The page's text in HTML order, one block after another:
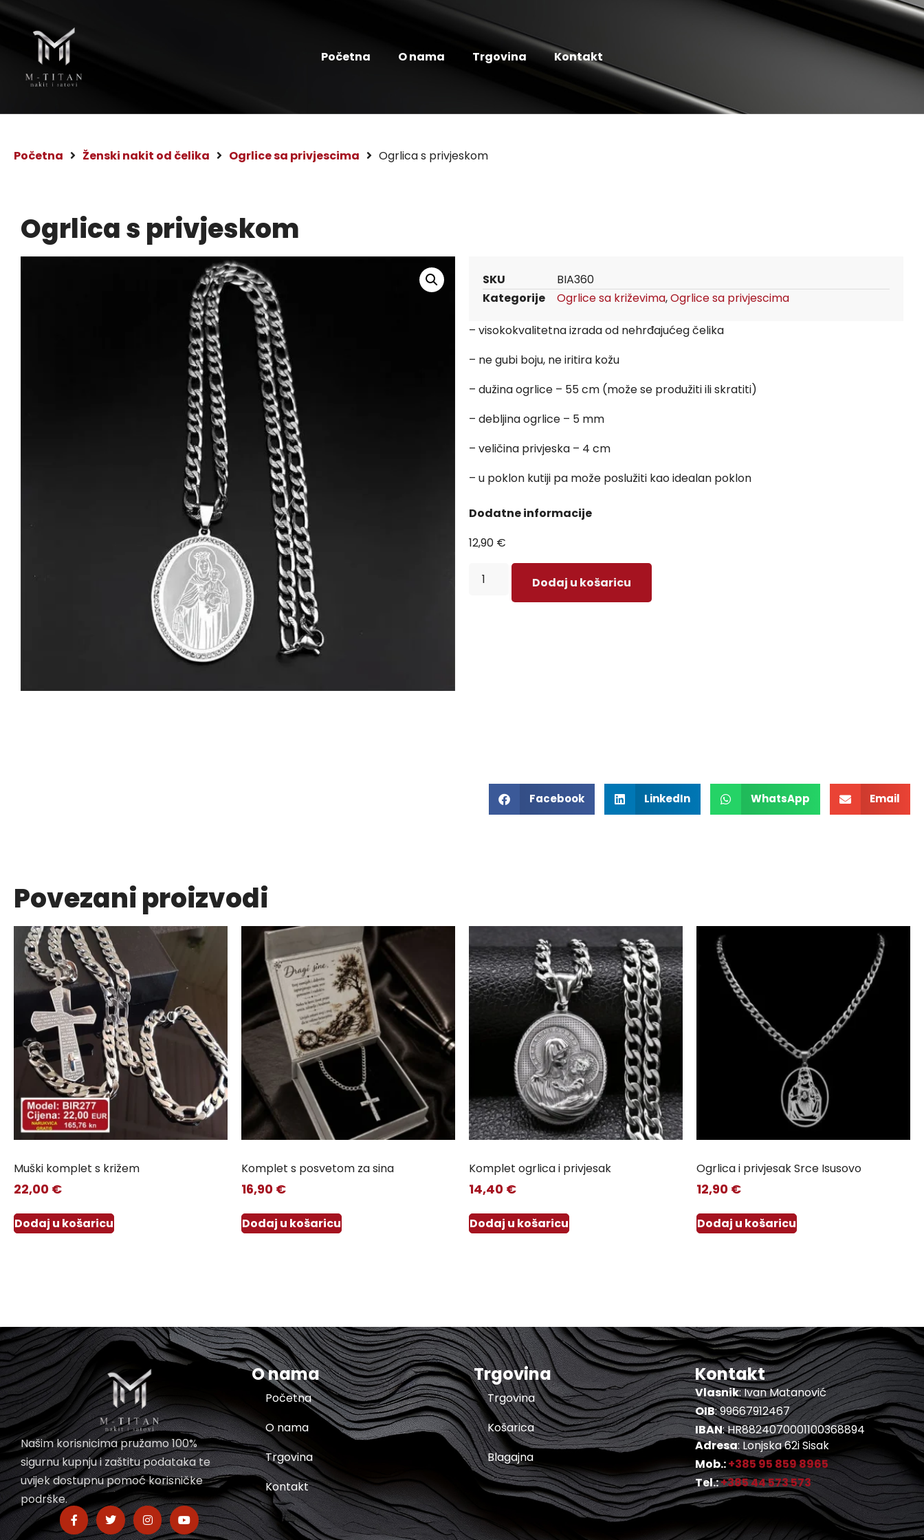
Početna O nama Trgovina Kontakt
Početna Ženski nakit od čelika Ogrlice sa privjescima Ogrlica s privjeskom
Ogrlica s privjeskom
SKU BIA360
Kategorije Ogrlice sa križevima, Ogrlice sa privjescima
– visokokvalitetna izrada od nehrđajućeg čelika
– ne gubi boju, ne iritira kožu
– dužina ogrlice – 55 cm (može se produžiti ili skratiti)
– debljina ogrlice – 5 mm
– veličina privjeska – 4 cm
– u poklon kutiji pa može poslužiti kao idealan poklon
Dodatne informacije
12,90 €
Dodaj u košaricu
Facebook LinkedIn WhatsApp Email
Povezani proizvodi
Muški komplet s križem
22,00 €
Dodaj u košaricu
Komplet s posvetom za sina
16,90 €
Dodaj u košaricu
Komplet ogrlica i privjesak
14,40 €
Dodaj u košaricu
Ogrlica i privjesak Srce Isusovo
12,90 €
Dodaj u košaricu
Našim korisnicima pružamo 100%
sigurnu kupnju i zaštitu podataka te
uvijek dostupnu pomoć korisničke
podrške.
O nama
Početna
O nama
Trgovina
Kontakt
Trgovina
Trgovina
Košarica
Blagajna
Kontakt
Vlasnik: Ivan Matanović
OIB: 99667912467
IBAN: HR8824070001100368894
Adresa: Lonjska 62i Sisak
Mob.:+385 95 859 8965
Tel.:+385 44 573 573